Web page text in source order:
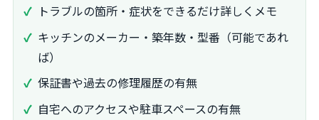
トラブルの箇所・症状をできるだけ詳しくメモ
キッチンのメーカー・築年数・型番（可能であれ
ば）
保証書や過去の修理履歴の有無
自宅へのアクセスや駐車スペースの有無